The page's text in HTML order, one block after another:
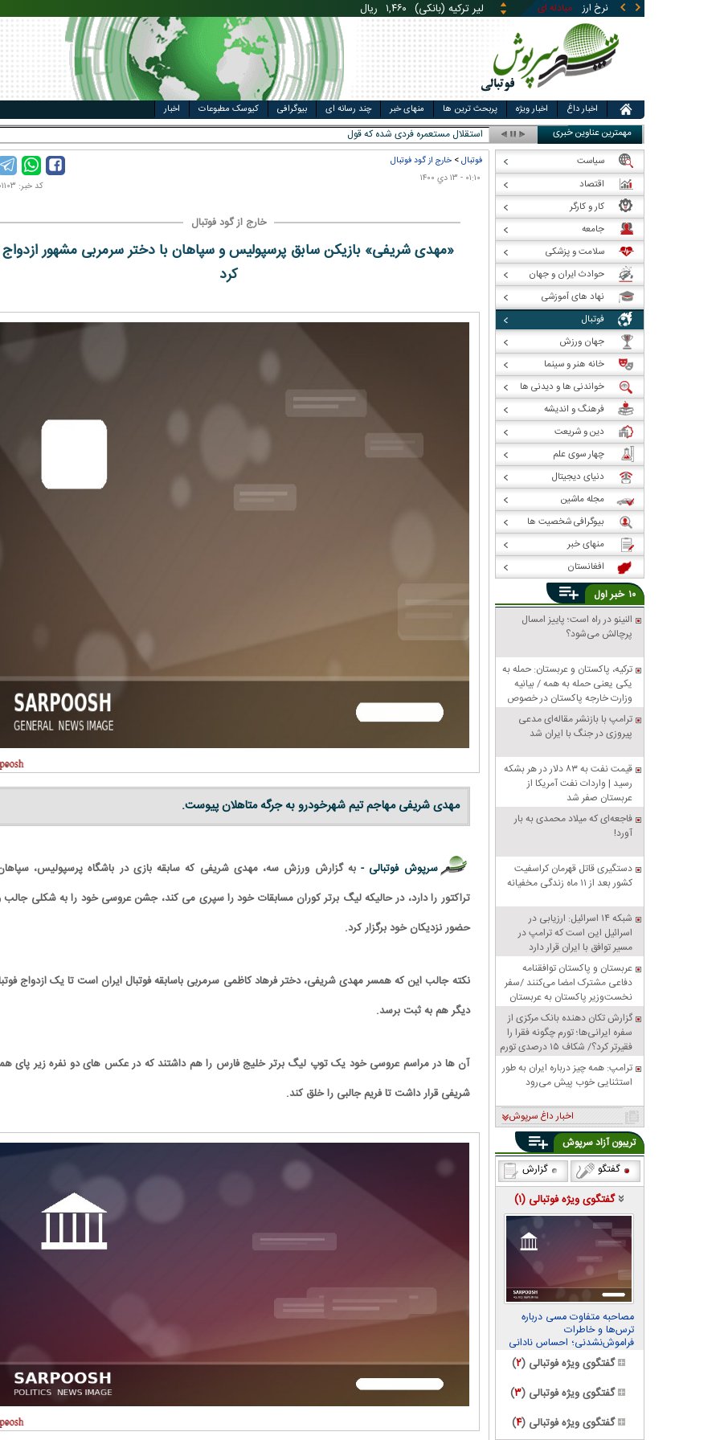
نرخ ارز مبادله ای قیمت طلا قیمت سکه قیمت خودرو
یوان چین (بانکی)
۵,۸۶۹ ریال
اخبار داغ اخبار ویژه پربحث ترین ها منهای خبر چند رسانه ای بیوگرافی کیوسک مطبوعات اخبار
مهمترین عناوین خبری استقلال مستعمره فردی شده که قول وزارتخانه گرفته _
۰۱:۱۰ - ۱۳ دي ۱۴۰۰
کد خبر: ۱۴۰۰۱۰۱۱۰۳
خارج از گود فوتبال
فوتبال>خارج از گود فوتبال
«مهدی شریفی» بازیکن سابق پرسپولیس و سپاهان با دختر سرمربی مشهور ازدواج
کرد
مهدی شریفی مهاجم تیم شهرخودرو به جرگه متاهلان پیوست.
سرپوش فوتبالی -به گزارش ورزش سه، مهدی شریفی که سابقه بازی در باشگاه پرسپولیس،
تراکتور را دارد، در حالیکه لیگ برتر کوران مسابقات خود را سپری می کند، جشن عروسی خود را به شکلی جالب
حضور نزدیکان خود برگزار کرد.
نکته جالب این که همسر مهدی شریفی، دختر فرهاد کاظمی سرمربی باسابقه فوتبال ایران است تا یک ازدواج
دیگر هم به ثبت برسد.
آن ها در مراسم عروسی خود یک توپ لیگ برتر خلیج فارس را هم داشتند که در عکس های دو نفره زیر پای
شریفی قرار داشت تا فریم جالبی را خلق کند.
سیاست
اقتصاد
کار و کارگر
جامعه
سلامت و پزشکی
حوادث ایران و جهان
نهاد های آموزشی
فوتبال
جهان ورزش
خانه هنر و سینما
خواندنی ها و دیدنی ها
فرهنگ و اندیشه
دین و شریعت
چهار سوی علم
دنیای دیجیتال
مجله ماشین
بیوگرافی شخصیت ها
منهای خبر
افغانستان
۱۰ خبراول
النینو در راه است؛ پاییز امسال
پرچالش می‌شود؟
ترکیه، پاکستان و عربستان: حمله به
یکی یعنی حمله به همه / بیانیه
وزارت خارجه پاکستان در خصوص
پیمان دفاعی مشترک مکه
ترامپ با بازنشر مقاله‌ای مدعی
پیروزی در جنگ با ایران شد
قیمت نفت به ۸۳ دلار در هر بشکه
رسید | واردات نفت آمریکا از
عربستان صفر شد
فاجعه‌ای که میلاد محمدی به بار
آورد!
دستگیری قاتل قهرمان کراسفیت
کشور بعد از ۱۱ ماه زندگی مخفیانه
شبکه ۱۴ اسرائیل: ارزیابی در
اسرائیل این است که ترامپ در
مسیر توافق با ایران قرار دارد
عربستان و پاکستان توافقنامه
دفاعی مشترک امضا می‌کنند /سفر
نخست‌وزیر پاکستان به عربستان
گزارش تکان‌ دهنده بانک مرکزی از
سفره ایرانی‌ها؛ تورم چگونه فقرا را
فقیرتر کرد؟/ شکاف ۱۵ درصدی تورم
میان فقیر و غنی
ترامپ: همه چیز درباره ایران به طور
استثنایی خوب پیش می‌رود
اخبار داغ سرپوش
تریبون آزاد سرپوش
گفتگو
گزارش
گفتگوی ویژه فوتبالی (۱)
مصاحبه متفاوت مسی درباره
ترس‌ها و خاطرات
فراموش‌نشدنی؛ احساس نادانی
می‌کنمگفتگوی ویژه فوتبالی (۲)
گفتگوی ویژه فوتبالی (۳)
گفتگوی ویژه فوتبالی (۴)